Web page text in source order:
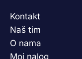
Kontakt
Naš tim
O nama
Moj nalog